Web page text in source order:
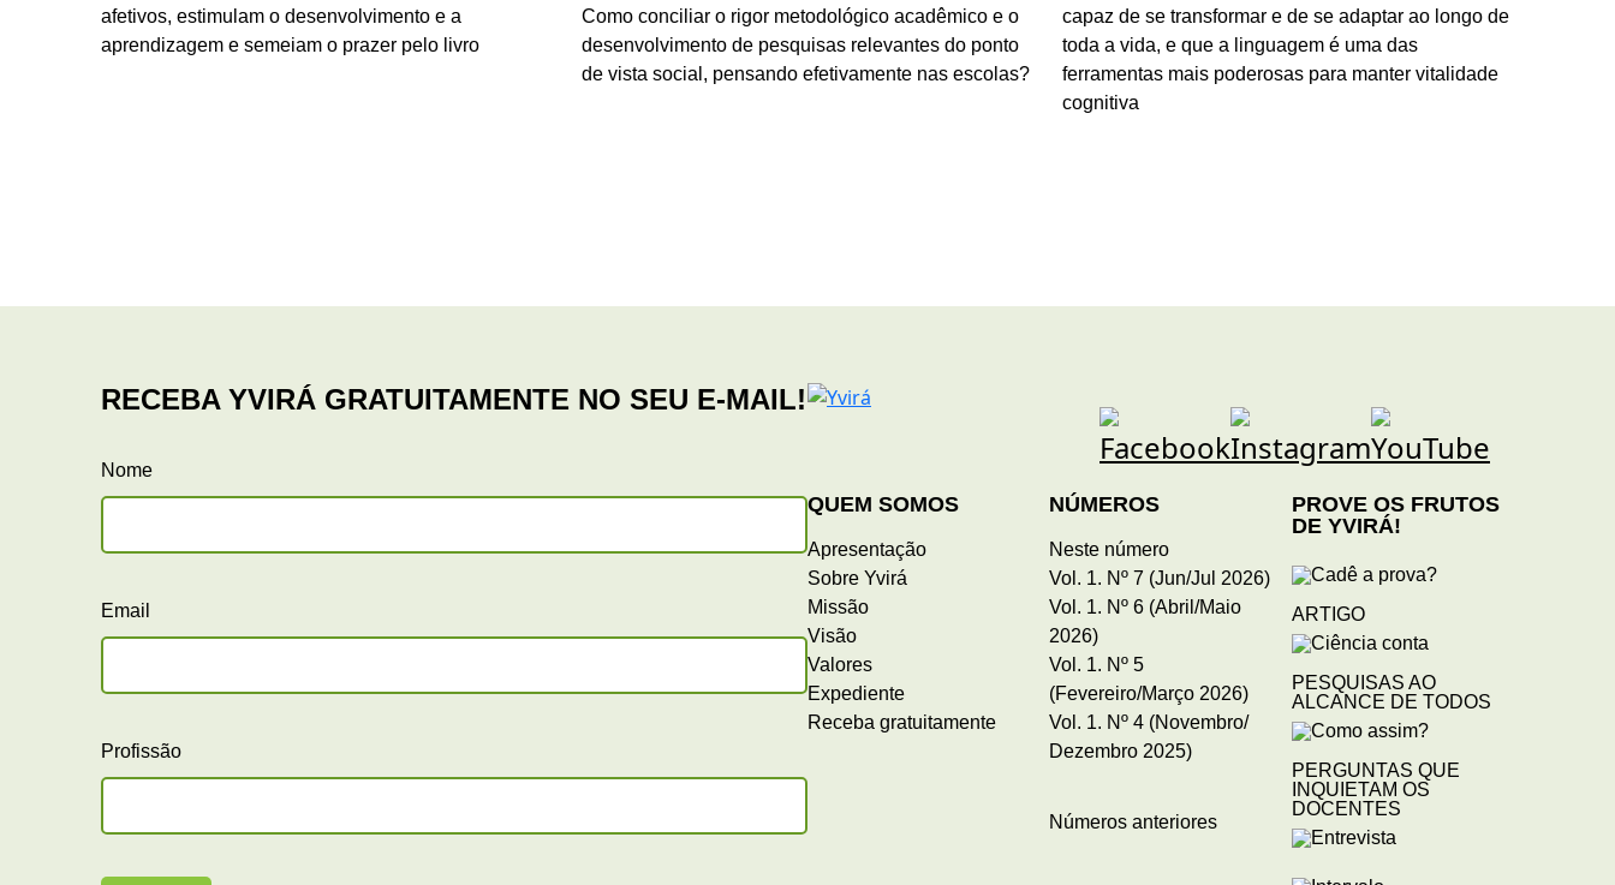
afetivos, estimulam o desenvolvimento e a
aprendizagem e semeiam o prazer pelo livro
Como conciliar o rigor metodológico acadêmico e o
desenvolvimento de pesquisas relevantes do ponto
de vista social, pensando efetivamente nas escolas?
capaz de se transformar e de se adaptar ao longo de
toda a vida, e que a linguagem é uma das
ferramentas mais poderosas para manter vitalidade
cognitiva
Nome
Email
Profissão
QUEM SOMOS
Apresentação
Sobre Yvirá
Missão
Visão
Valores
Expediente
Receba gratuitamente
NÚMEROS
Neste número
Vol. 1. Nº 7 (Jun/Jul 2026)
Vol. 1. Nº 6 (Abril/Maio
2026)
Vol. 1. Nº 5
(Fevereiro/Março 2026)
Vol. 1. Nº 4 (Novembro/
Dezembro 2025)
Números anteriores
PROVE OS FRUTOS
DE YVIRÁ!
ARTIGO
PESQUISAS AO
ALCANCE DE TODOS
PERGUNTAS QUE
INQUIETAM OS
DOCENTES